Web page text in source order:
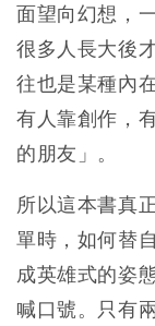
面望向幻想，
很多人長大後
往也是某種內
有人靠創作，
的朋友」。
所以這本書真
單時，如何替
成英雄式的姿
喊口號。只有